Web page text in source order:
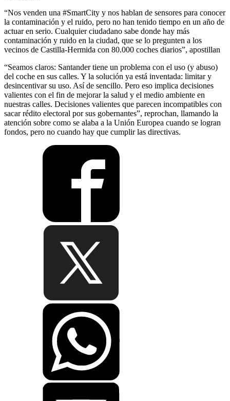
“Nos venden una #SmartCity y nos hablan de sensores para conocer
la contaminación y el ruido, pero no han tenido tiempo en un año de
actuar en serio. Cualquier ciudadano sabe donde hay más
contaminación y ruido en la ciudad, que se lo pregunten a los
vecinos de Castilla-Hermida con 80.000 coches diarios”, apostillan
“Seamos claros: Santander tiene un problema con el uso (y abuso)
del coche en sus calles. Y la solución ya está inventada: limitar y
desincentivar su uso. Así de sencillo. Pero eso implica decisiones
valientes con el fin de mejorar la salud y el medio ambiente en
nuestras calles. Decisiones valientes que parecen incompatibles con
sacar rédito electoral por sus gobernantes”, reprochan, llamando la
atención sobre como se alaba a la Unión Europea cuando se logran
fondos, pero no cuando hay que cumplir las directivas.